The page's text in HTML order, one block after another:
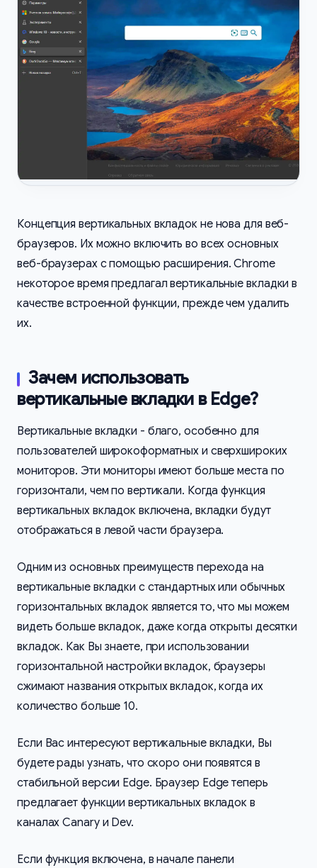
Концепция вертикальных вкладок не нова для веб-
браузеров. Их можно включить во всех основных
веб-браузерах с помощью расширения. Chrome
некоторое время предлагал вертикальные вкладки в
качестве встроенной функции, прежде чем удалить
их.
Зачем использовать
вертикальные вкладки в Edge?
Вертикальные вкладки - благо, особенно для
пользователей широкоформатных и сверхшироких
мониторов. Эти мониторы имеют больше места по
горизонтали, чем по вертикали. Когда функция
вертикальных вкладок включена, вкладки будут
отображаться в левой части браузера.
Одним из основных преимуществ перехода на
вертикальные вкладки с стандартных или обычных
горизонтальных вкладок является то, что мы можем
видеть больше вкладок, даже когда открыты десятки
вкладок. Как Вы знаете, при использовании
горизонтальной настройки вкладок, браузеры
сжимают названия открытых вкладок, когда их
количество больше 10.
Если Вас интересуют вертикальные вкладки, Вы
будете рады узнать, что скоро они появятся в
стабильной версии Edge. Браузер Edge теперь
предлагает функции вертикальных вкладок в
каналах Canary и Dev.
Если функция включена, в начале панели